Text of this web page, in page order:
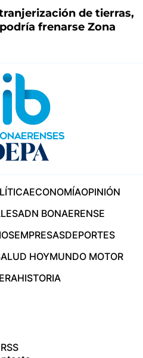
de tierras,
frenarse Zona
ECONOMÍAOPINIÓN
ADN BONAERENSE
EMPRESASDEPORTES
HOYMUNDO MOTOR
HISTORIA
RSS